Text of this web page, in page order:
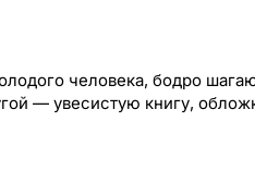
человека, бодро
— увесистую книгу,